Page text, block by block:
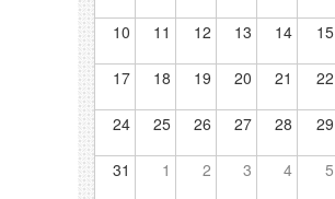
10 11 12 13 14 15
17 18 19 20 21 22
24 25 26 27 28 29
31 1 2 3 4 5